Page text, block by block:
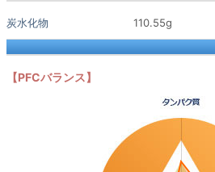
炭水化物 110.55g
【PFCバランス】